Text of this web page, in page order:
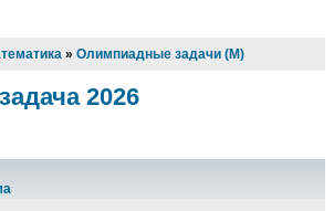
» Олимпиадные задачи (М)
2026